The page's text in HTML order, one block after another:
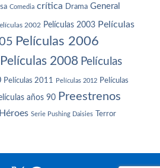
Comedia crítica Drama General
2002 Películas 2003 Películas
Películas 2006
Películas 2008 Películas
Películas 2011 Películas 2012 Películas
años 90 Preestrenos
Serie Pushing Daisies Terror